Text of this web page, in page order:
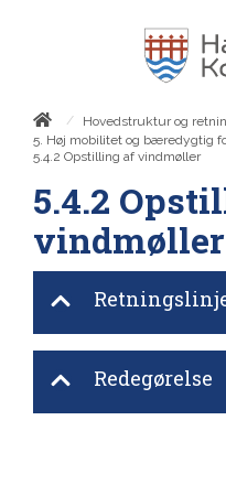
/ Hovedstruktur og
5. Høj mobilitet og bæredygtig
5.4.2 Opstilling af vindmøller
5.4.2
vindmøller
Redegørelse